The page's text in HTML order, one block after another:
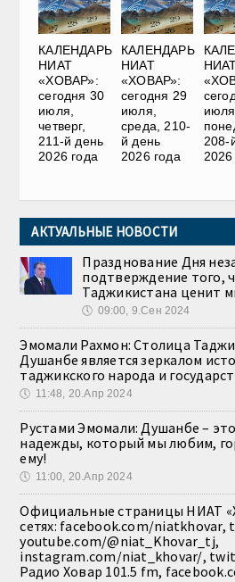
КАЛЕНДАРЬ
НИАТ
«ХОВАР»:
сегодня 30
июля,
четверг,
211-й день
2026 года
КАЛЕНДАРЬ
НИАТ
«ХОВАР»:
сегодня 29
июля,
среда, 210-
й день
2026 года
июля,
208-
2026
АКТУАЛЬНЫЕ НОВОСТИ
Празднование Дня
подтверждение того,
Таджикистана ценит
🕔 09:00, 9.Сен 2024
Эмомали Рахмон: Столица
Душанбе является зеркалом
таджикского народа и
🕔 11:48, 20.Апр 2024
Рустами Эмомали: Душанбе –
надежды, который мы любим,
ему!
🕔 11:00, 20.Апр 2024
Официальные страницы НИАТ
сетях: facebook.com/niatkhovar,
youtube.com/@niat_Khovar_tj,
instagram.com/niat_khovar/,
Радио Ховар 101.5 fm,